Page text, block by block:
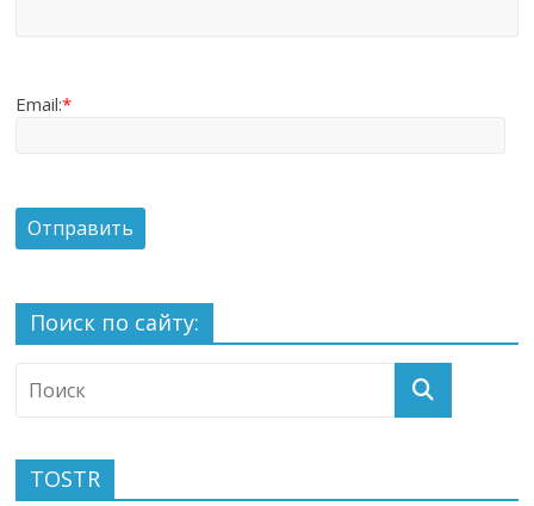
Email:*
Поиск по сайту:
TOSTR